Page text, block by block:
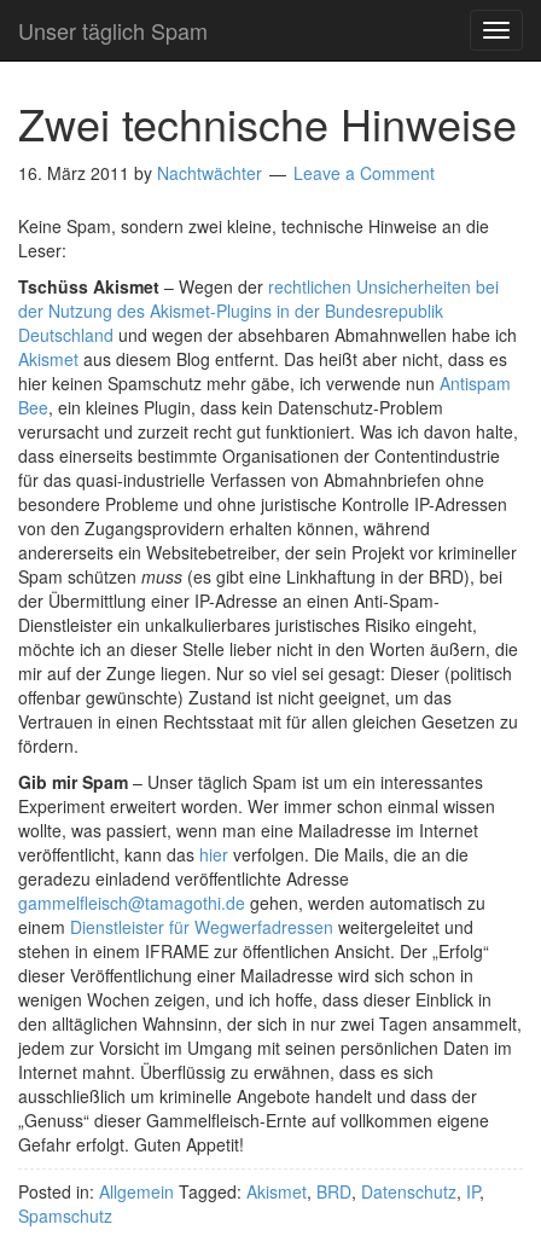
Unser täglich Spam
Zwei technische Hinweise
16. März 2011 by Nachtwächter Leave a Comment
Keine Spam, sondern zwei kleine, technische Hinweise an die
Leser:
Tschüss Akismet – Wegen der rechtlichen Unsicherheiten bei
der Nutzung des Akismet-Plugins in der Bundesrepublik
Deutschland und wegen der absehbaren Abmahnwellen habe ich
Akismet aus diesem Blog entfernt. Das heißt aber nicht, dass es
hier keinen Spamschutz mehr gäbe, ich verwende nun Antispam
Bee, ein kleines Plugin, dass kein Datenschutz-Problem
verursacht und zurzeit recht gut funktioniert. Was ich davon halte,
dass einerseits bestimmte Organisationen der Contentindustrie
für das quasi-industrielle Verfassen von Abmahnbriefen ohne
besondere Probleme und ohne juristische Kontrolle IP-Adressen
von den Zugangsprovidern erhalten können, während
andererseits ein Websitebetreiber, der sein Projekt vor krimineller
Spam schützen muss (es gibt eine Linkhaftung in der BRD), bei
der Übermittlung einer IP-Adresse an einen Anti-Spam-
Dienstleister ein unkalkulierbares juristisches Risiko eingeht,
möchte ich an dieser Stelle lieber nicht in den Worten äußern, die
mir auf der Zunge liegen. Nur so viel sei gesagt: Dieser (politisch
offenbar gewünschte) Zustand ist nicht geeignet, um das
Vertrauen in einen Rechtsstaat mit für allen gleichen Gesetzen zu
fördern.
Gib mir Spam – Unser täglich Spam ist um ein interessantes
Experiment erweitert worden. Wer immer schon einmal wissen
wollte, was passiert, wenn man eine Mailadresse im Internet
veröffentlicht, kann das hier verfolgen. Die Mails, die an die
geradezu einladend veröffentlichte Adresse
gammelfleisch@tamagothi.de gehen, werden automatisch zu
einem Dienstleister für Wegwerfadressen weitergeleitet und
stehen in einem IFRAME zur öffentlichen Ansicht. Der „Erfolg“
dieser Veröffentlichung einer Mailadresse wird sich schon in
wenigen Wochen zeigen, und ich hoffe, dass dieser Einblick in
den alltäglichen Wahnsinn, der sich in nur zwei Tagen ansammelt,
jedem zur Vorsicht im Umgang mit seinen persönlichen Daten im
Internet mahnt. Überflüssig zu erwähnen, dass es sich
ausschließlich um kriminelle Angebote handelt und dass der
„Genuss“ dieser Gammelfleisch-Ernte auf vollkommen eigene
Gefahr erfolgt. Guten Appetit!
Posted in: Allgemein Tagged: Akismet, BRD, Datenschutz, IP,
Spamschutz